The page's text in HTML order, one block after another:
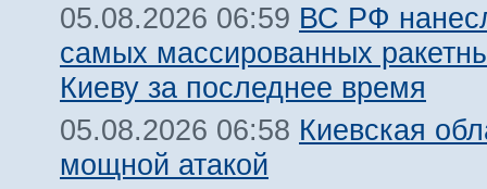
05.08.2026 06:59 ВС РФ
самых массированных
Киеву за последнее время
05.08.2026 06:58 Киевская
мощной атакой